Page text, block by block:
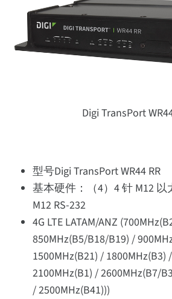
Digi TransPort
型号Digi TransPort WR44 RR
基本硬件：（4）4 针 M12
M12 RS-232
4G LTE LATAM/ANZ
850MHz(B5/B18/B19) /
1500MHz(B21) / 1800MHz(B3)
2100MHz(B1) / 2600MHz(B7/
/ 2500MHz(B41)))